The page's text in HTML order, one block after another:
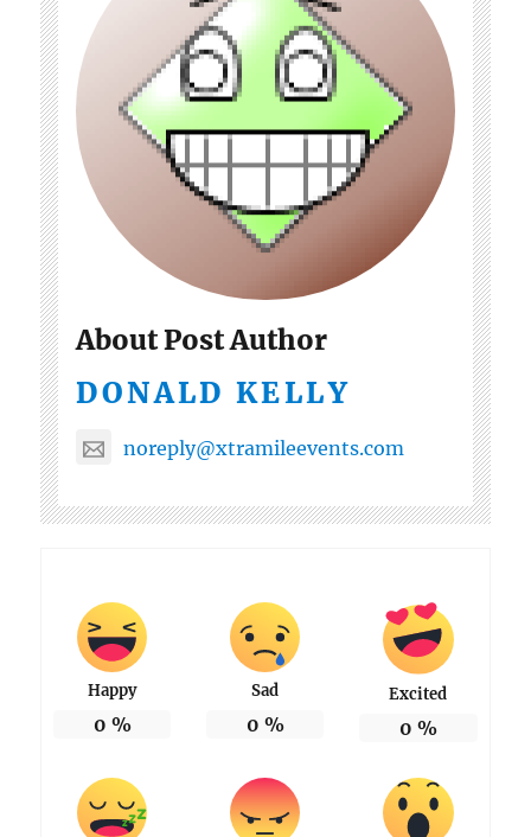
About Post Author
DONALD KELLY
noreply@xtramileevents.com
Happy
0 %
Sad
0 %
Excited
0 %